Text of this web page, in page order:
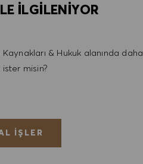
İLGİLENİYOR
& Hukuk alanında daha
misin?
İŞLER